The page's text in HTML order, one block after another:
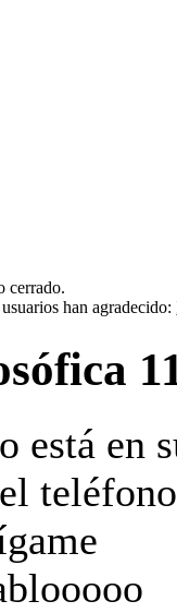
cerrado.
han agradecido:
está en
teléfono